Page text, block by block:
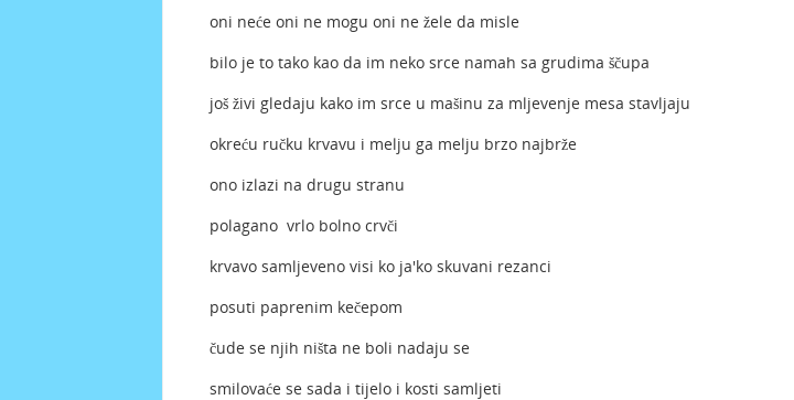
oni neće oni ne mogu oni ne žele da misle
bilo je to tako kao da im neko srce namah sa grudima ščupa
još živi gledaju kako im srce u mašinu za mljevenje mesa stavljaju
okreću ručku krvavu i melju ga melju brzo najbrže
ono izlazi na drugu stranu
polagano vrlo bolno crvči
krvavo samljeveno visi ko ja'ko skuvani rezanci
posuti paprenim kečepom
čude se njih ništa ne boli nadaju se
smilovaće se sada i tijelo i kosti samljeti